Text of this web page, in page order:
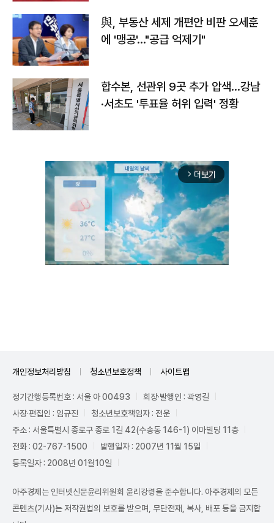
與, 부동산 세제 개편안 비판 오세훈
에 '맹공'…"공급 억제기"
합수본, 선관위 9곳 추가 압색…강남
·서초도 '투표율 허위 입력' 정황
arrow_forward_ios 더보기
개인정보처리방침 청소년보호정책 사이트맵
정기간행등록번호 : 서울 아 00493
회장·발행인 : 곽영길
사장·편집인 : 임규진
청소년보호책임자 : 전운
주소 : 서울특별시 종로구 종로 1길 42(수송동 146-1) 이마빌딩 11층
전화 : 02-767-1500
발행일자 : 2007년 11월 15일
등록일자 : 2008년 01월10일
아주경제는 인터넷신문윤리위원회 윤리강령을 준수합니다. 아주경제의 모든
콘텐츠(기사)는 저작권법의 보호를 받으며, 무단전재, 복사, 배포 등을 금지합